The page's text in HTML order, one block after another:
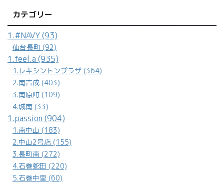
カテゴリー
1.#NAVY (93)
仙台長町 (92)
1.feel.a (935)
1.レキシントンプラザ (364)
2.南吉成 (403)
3.南原町 (109)
4.城南 (33)
1.passion (904)
1.南中山 (183)
2.中山2号店 (155)
3.長町南 (272)
4.石巻蛇田 (220)
5.石巻中里 (60)